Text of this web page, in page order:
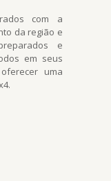
com a
da região e
e
em seus
uma